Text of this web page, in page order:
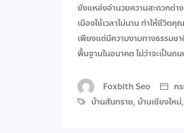
ยังแหล่งอำนวยความสะดวกต่า
เมืองใช้เวลาไม่นาน ทำให้ชีวิต
เพียงแต่มีความงามทางธรรมช
พื้นฐานในอนาคต ไม่ว่าจะเป็น
Foxbith Seo ก
บ้านสันทราย, บ้านเชียงใหม่,